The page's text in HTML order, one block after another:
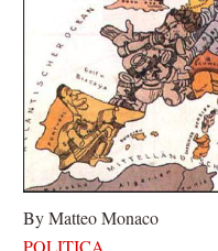
By Matteo Monaco
POLITICA